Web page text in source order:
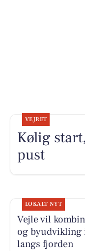
VEJRET
Kølig
pust
LOKALT NYT
Vejle vil
og byudvikling
langs fjorden